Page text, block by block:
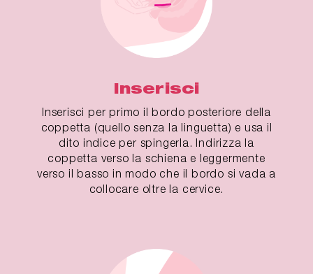
Inserisci
Inserisci per primo il bordo posteriore della
coppetta (quello senza la linguetta) e usa il
dito indice per spingerla. Indirizza la
coppetta verso la schiena e leggermente
verso il basso in modo che il bordo si vada a
collocare oltre la cervice.